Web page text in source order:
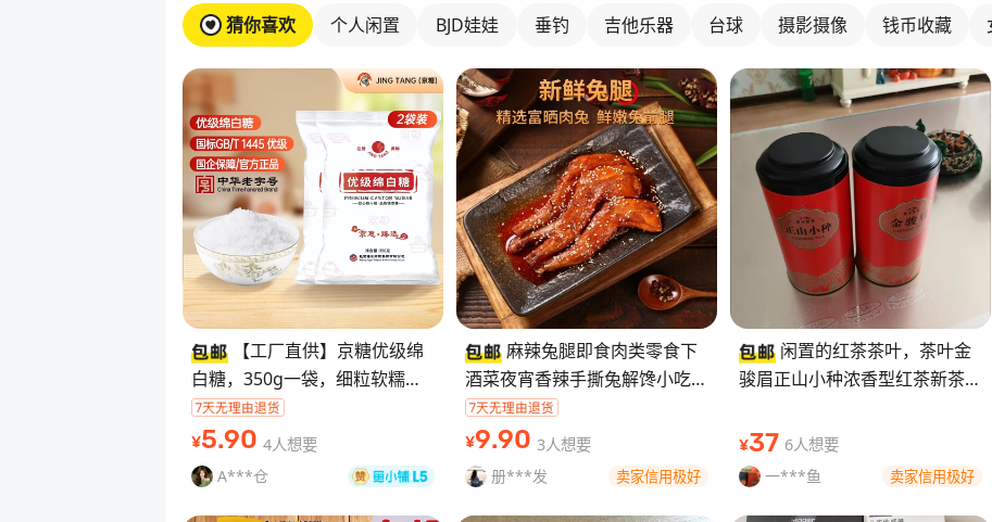
猜你喜欢 个人闲置 BJD娃娃 垂钓 吉他乐器 台球 摄影摄像 钱币收藏
【工厂直供】京糖优级绵
白糖，350g一袋，细粒软糯，
甜味纯正 ，溶解快。家用、烘
焙、做甜品、咖啡奶茶都合适，
做出来口感细
¥5.90 4人想要
A***仓
麻辣兔腿即食肉类零食下
酒菜夜宵香辣手撕兔解馋小吃零
食冷吃兔 【温馨提示】
↓↓↓↓↓↓↓↓↓↓↓↓↓↓
【质量保障】：本
¥9.90 3人想要
册***发
卖家信用极好
闲置的红茶茶叶，茶叶金
骏眉正山小种浓香型红茶新茶
净含量：250g 品名：正山小种
等
¥37 6人想要
一***鱼
卖家信用极好